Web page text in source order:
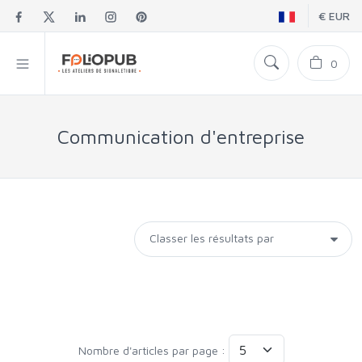
€ EUR
0
Communication d'entreprise
Nombre d'articles par page :